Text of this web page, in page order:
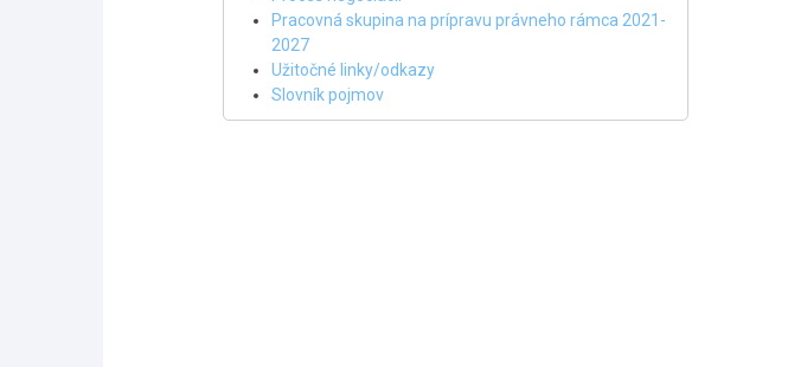
Pracovná skupina na prípravu právneho rámca 2021-
2027
Užitočné linky/odkazy
Slovník pojmov